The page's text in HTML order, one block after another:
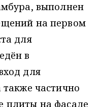
выполнен
на первом
для
в
для
частично
плиты на фасаде